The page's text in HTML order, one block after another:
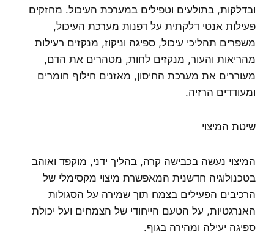
ובדלקות, בתולעים וטפילים במערכת העיכול. מחזקים
פעילות אנטי דלקתית על דפנות מערכת העיכול,
משפרים תהליכי עיכול, ספיגה וניקוז, מנקזים רעילות
מהריאות והעור, מנקזים לחות, מטהרים את הדם,
מעוררים את מערכת החיסון, מאזנים חילוף חומרים
ומעודדים הרזיה.
שיטת המיצוי
המיצוי נעשה בכבישה קרה, בהליך ידני, מוקפד ואוהב
בטכנולוגיה חדשנית המאפשרת מיצוי מקסימלי של
הרכיבים הפעילים בצמח תוך שמירה על הסגולות
האנרגטיות, על הטעם הייחודי של הצמחים ועל יכולת
ספיגה יעילה ומהירה בגוף.